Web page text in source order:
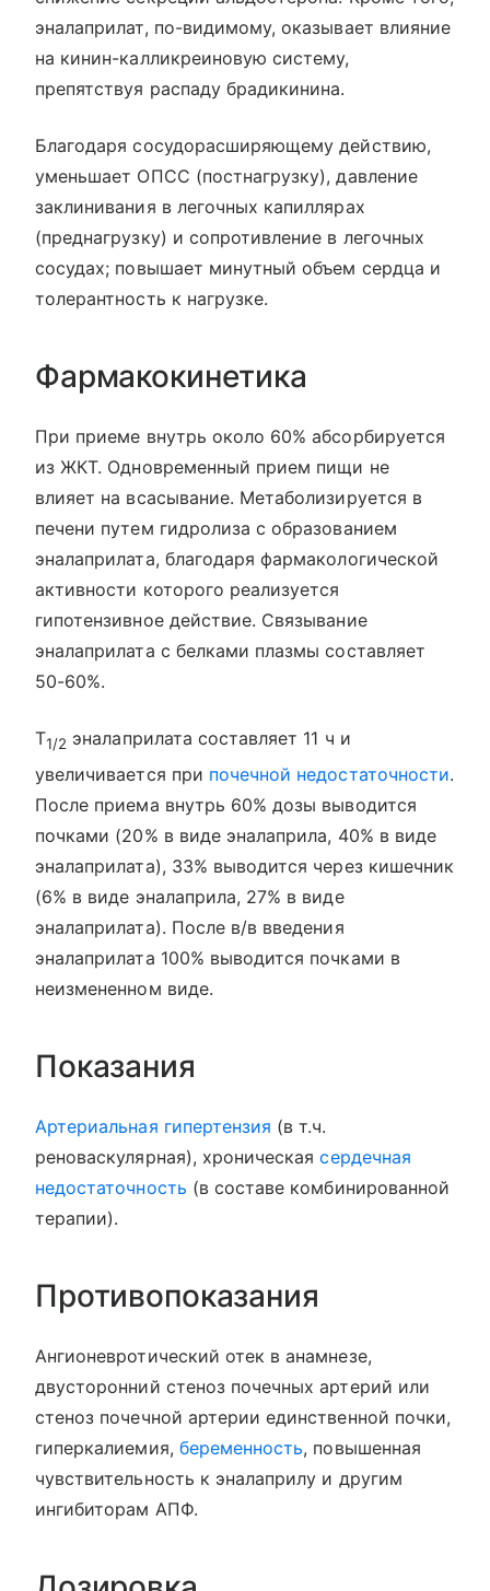
эналаприлат, по-видимому, оказывает влияние
на кинин-калликреиновую систему,
препятствуя распаду брадикинина.
Благодаря сосудорасширяющему действию,
уменьшает ОПСС (постнагрузку), давление
заклинивания в легочных капиллярах
(преднагрузку) и сопротивление в легочных
сосудах; повышает минутный объем сердца и
толерантность к нагрузке.
Фармакокинетика
При приеме внутрь около 60% абсорбируется
из ЖКТ. Одновременный прием пищи не
влияет на всасывание. Метаболизируется в
печени путем гидролиза с образованием
эналаприлата, благодаря фармакологической
активности которого реализуется
гипотензивное действие. Связывание
эналаприлата с белками плазмы составляет
50-60%.
T1/2 эналаприлата составляет 11 ч и
увеличивается при почечной недостаточности.
После приема внутрь 60% дозы выводится
почками (20% в виде эналаприла, 40% в виде
эналаприлата), 33% выводится через кишечник
(6% в виде эналаприла, 27% в виде
эналаприлата). После в/в введения
эналаприлата 100% выводится почками в
неизмененном виде.
Показания
Артериальная гипертензия (в т.ч.
реноваскулярная), хроническаясердечная
недостаточность (в составе комбинированной
терапии).
Противопоказания
Ангионевротический отек в анамнезе,
двусторонний стеноз почечных артерий или
стеноз почечной артерии единственной почки,
гиперкалиемия, беременность, повышенная
чувствительность к эналаприлу и другим
ингибиторам АПФ.